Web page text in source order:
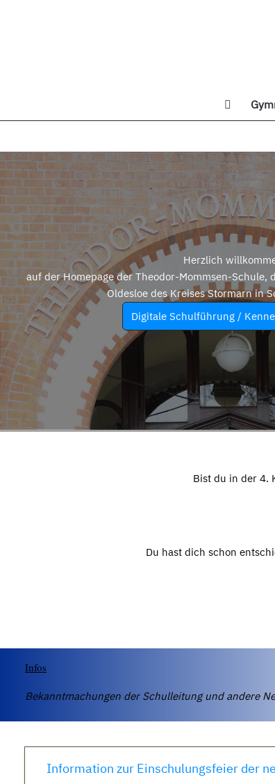
Herzlich
auf der Homepage der Theodor-Mommsen-Schule,
Oldesloe des Kreises Stormarn in
Digitale Schulführung /
Bist du in der 4.
Du hast dich schon
Infos
Bekanntmachungen der Schulleitung und andere
Information zur Einschulungsfeier der